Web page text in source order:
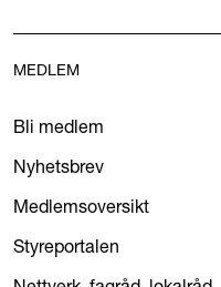
MEDLEM
Bli medlem
Nyhetsbrev
Medlemsoversikt
Styreportalen